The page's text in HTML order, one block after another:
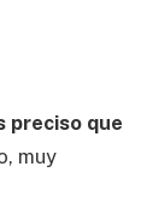
preciso que
muy